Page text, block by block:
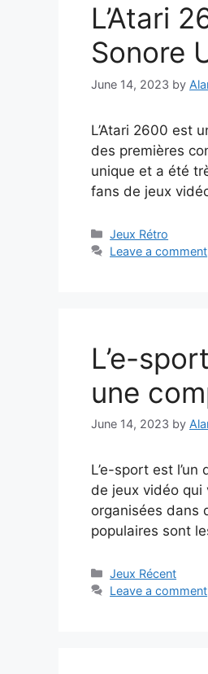
L’Atari
Sonore
June 14, 2023 by
L’Atari 2600 est
des premières
unique et a été
fans de jeux
Categories
Jeux Rétro
Leave a comment
L’e-
une
June 14, 2023 by
L’e-sport est
de jeux vidéo qui
organisées dans
populaires sont
Categories
Jeux Récent
Leave a comment